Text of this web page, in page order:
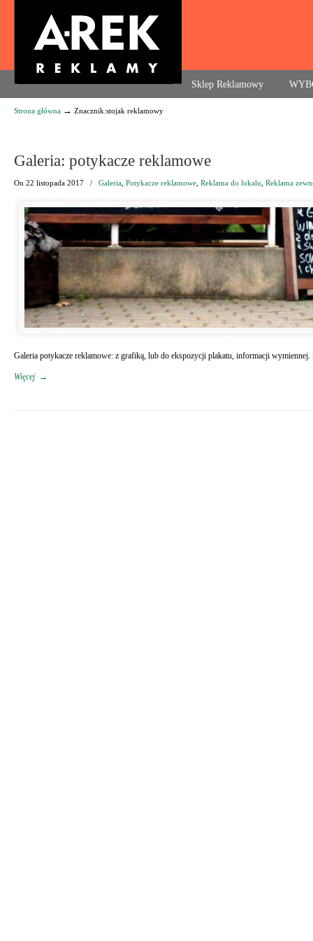
Agencja reklamowa. Reklama – usługi, druk
Sklep Reklamowy
Navigation
Strona główna → Znacznik:stojak reklamowy
Galeria: potykacze reklamowe
On 22 listopada 2017 / Galeria Potykacze reklamowe Reklama do lokalu Reklama
Galeria potykacze reklamowe: z grafiką, lub do ekspozycji plakatu, informacji
Więcej →